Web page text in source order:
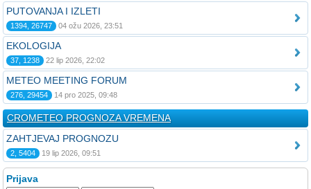
PUTOVANJA I IZLETI
1394, 26747 04 ožu 2026, 23:51
EKOLOGIJA
37, 1238 22 lip 2026, 22:02
METEO MEETING FORUM
276, 29454 14 pro 2025, 09:48
CROMETEO PROGNOZA VREMENA
ZAHTJEVAJ PROGNOZU
2, 5404 19 lip 2026, 09:51
Prijava